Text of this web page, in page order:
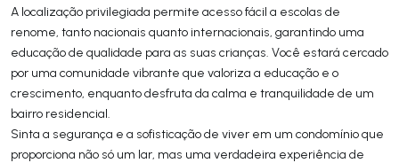
A localização privilegiada permite acesso fácil a escolas de
renome, tanto nacionais quanto internacionais, garantindo uma
educação de qualidade para as suas crianças. Você estará cercado
por uma comunidade vibrante que valoriza a educação e o
crescimento, enquanto desfruta da calma e tranquilidade de um
bairro residencial.
Sinta a segurança e a sofisticação de viver em um condomínio que
proporciona não só um lar, mas uma verdadeira experiência de